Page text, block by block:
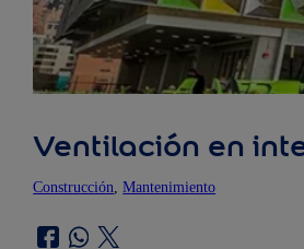
Ventilación en
Construcción , Mantenimiento